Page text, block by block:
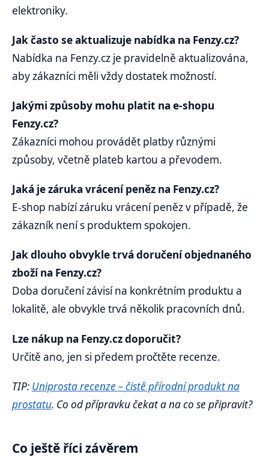
elektroniky.
Jak často se aktualizuje nabídka na Fenzy.cz?
Nabídka na Fenzy.cz je pravidelně aktualizována,
aby zákazníci měli vždy dostatek možností.
Jakými způsoby mohu platit na e-shopu
Fenzy.cz?
Zákazníci mohou provádět platby různými
způsoby, včetně plateb kartou a převodem.
Jaká je záruka vrácení peněz na Fenzy.cz?
E-shop nabízí záruku vrácení peněz v případě, že
zákazník není s produktem spokojen.
Jak dlouho obvykle trvá doručení objednaného
zboží na Fenzy.cz?
Doba doručení závisí na konkrétním produktu a
lokalitě, ale obvykle trvá několik pracovních dnů.
Lze nákup na Fenzy.cz doporučit?
Určitě ano, jen si předem pročtěte recenze.
TIP: Uniprosta recenze – čistě přírodní produkt na
prostatu. Co od přípravku čekat a na co se připravit?
Co ještě říci závěrem